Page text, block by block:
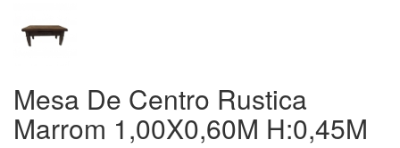
Mesa De Centro Rustica
Marrom 1,00X0,60M H:0,45M